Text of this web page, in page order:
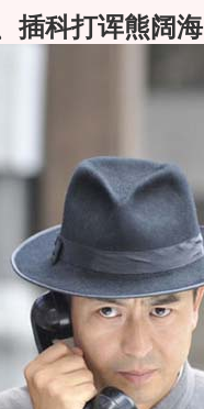
科打诨熊阔海